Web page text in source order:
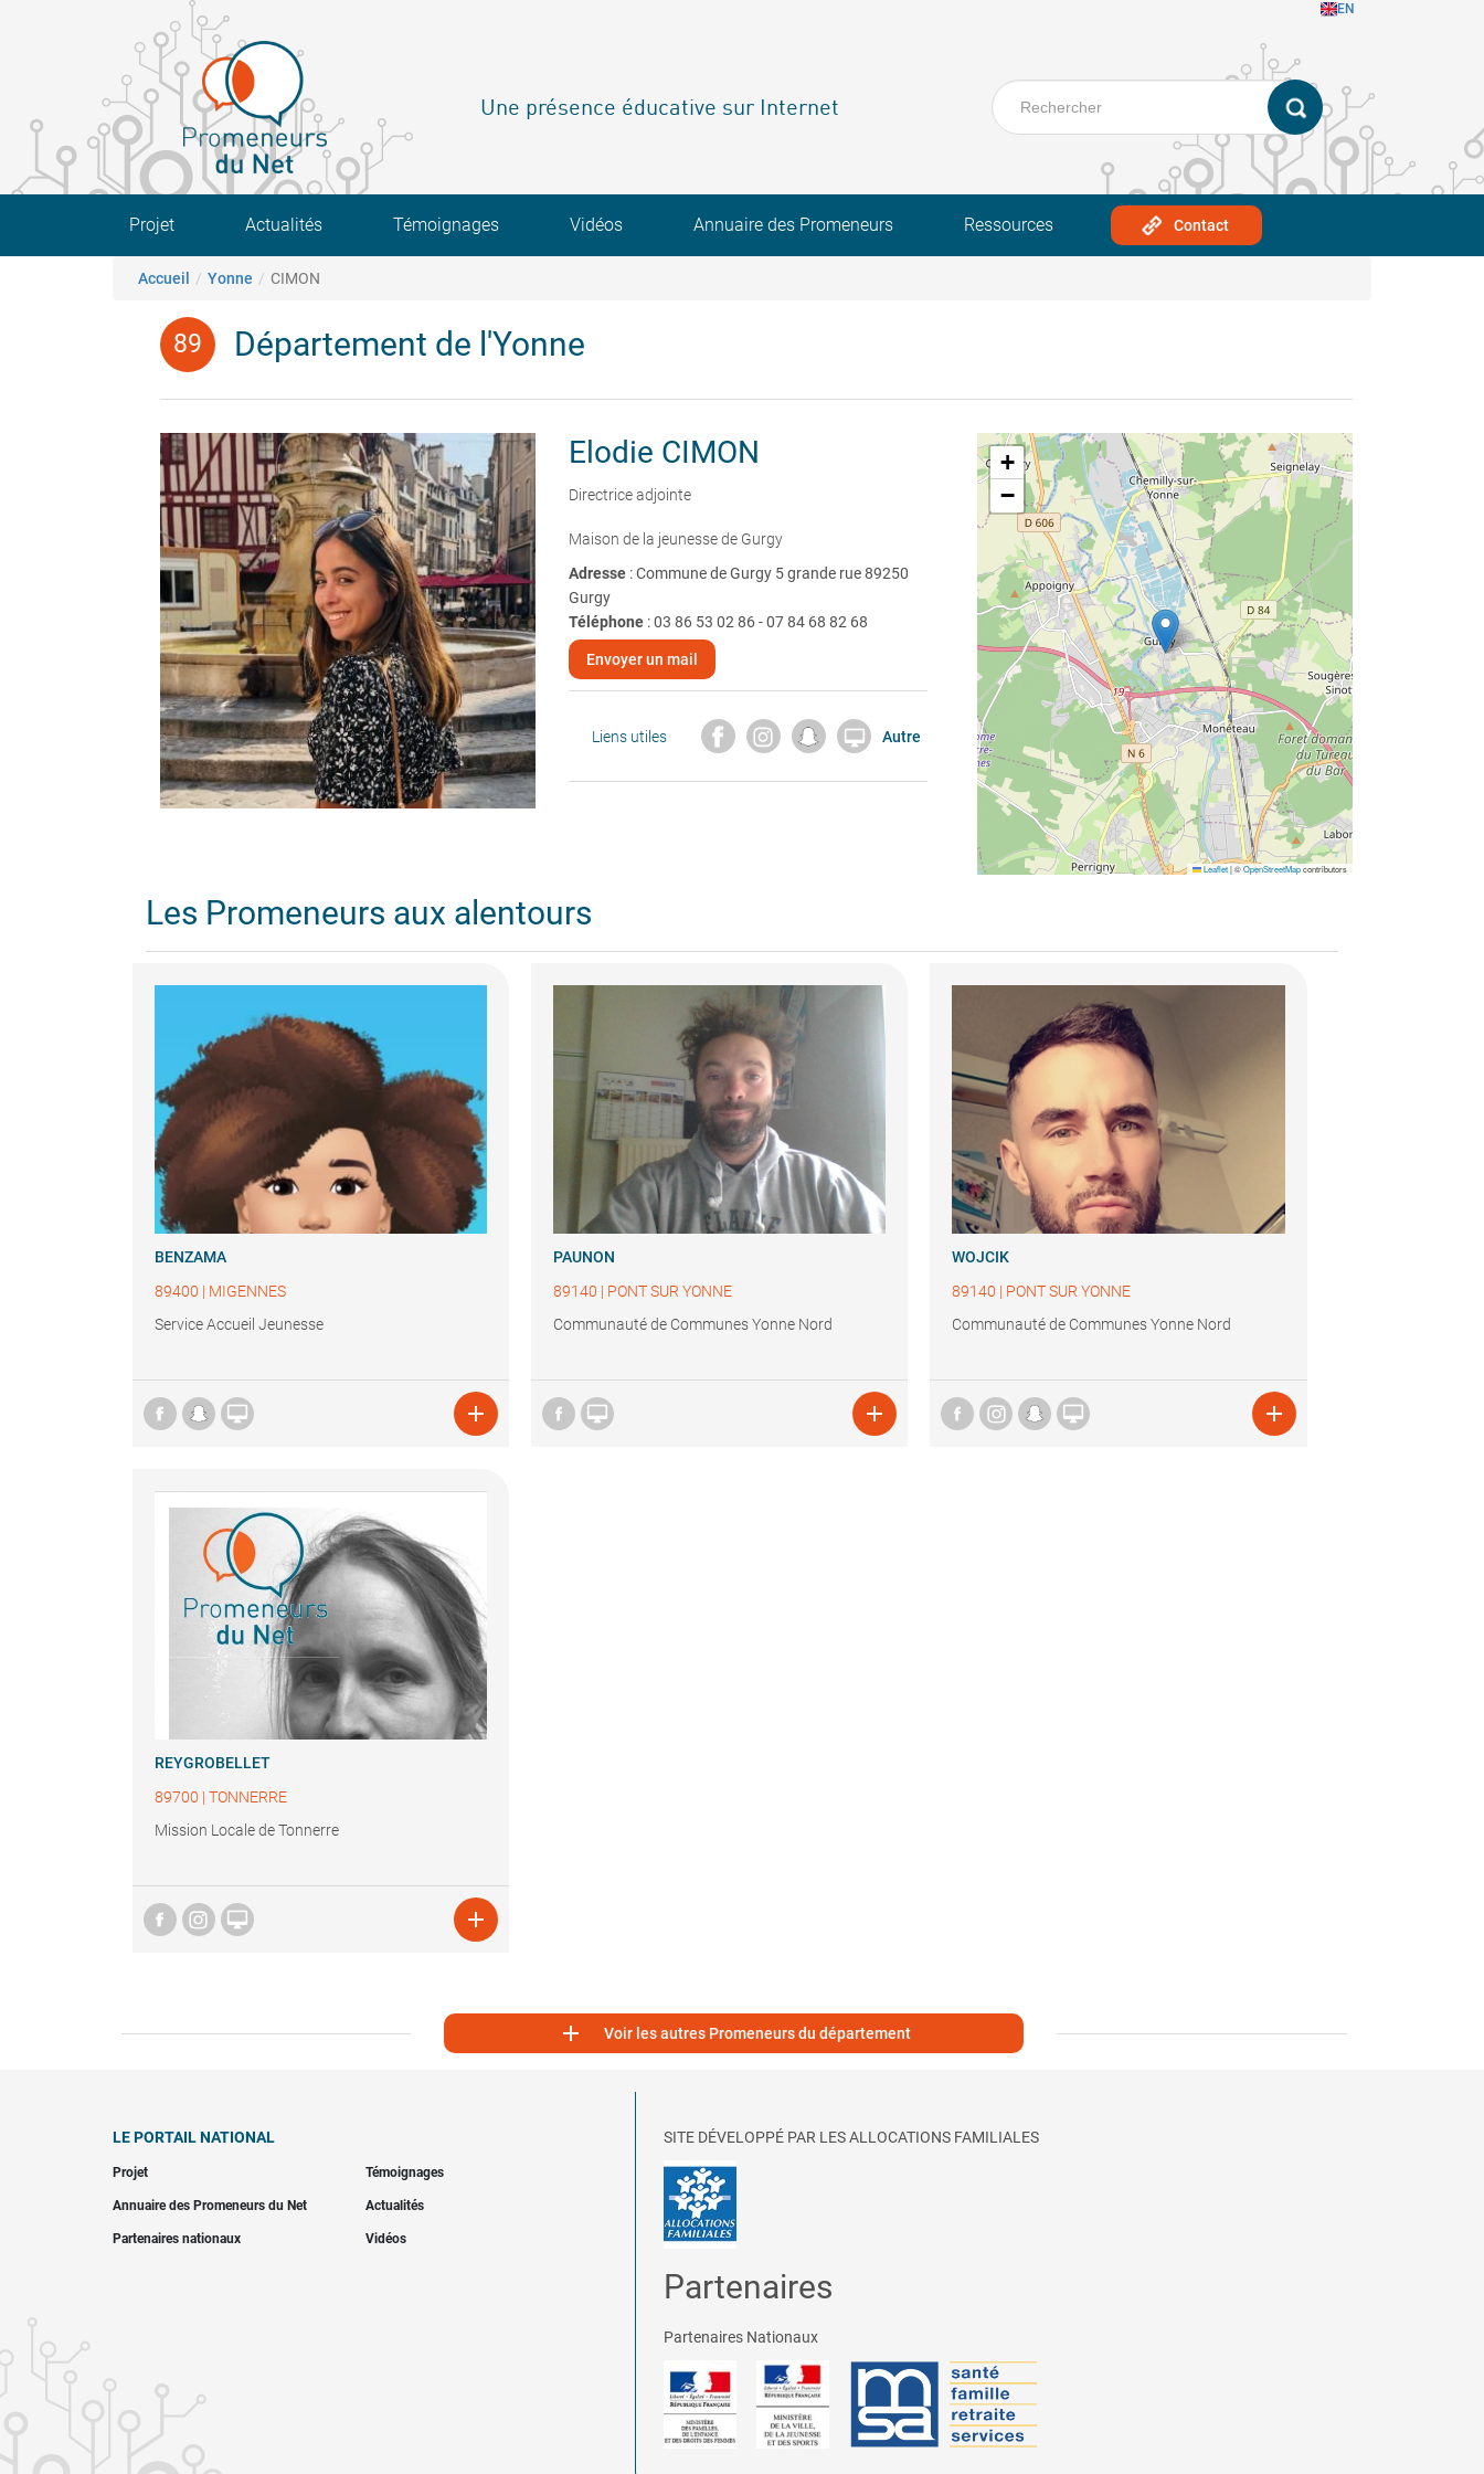
EN
Une présence éducative sur Internet
Main navigation
Projet Actualités Témoignages Vidéos Annuaire des Promeneurs Ressources Contact
Fil d'Ariane
Accueil Yonne CIMON
Département de l'Yonne
Elodie CIMON
Directrice adjointe
Maison de la jeunesse de Gurgy
Adresse : Commune de Gurgy 5 grande rue 89250
Gurgy
Téléphone:03 86 53 02 86 - 07 84 68 82 68
Envoyer un mail
Liens utiles  Autre
+
−
Leaflet |©OpenStreetMapcontributors
Les Promeneurs aux alentours
BENZAMA
89400 | MIGENNES
Service Accueil Jeunesse
 
PAUNON
89140 | PONT SUR YONNE
Communauté de Communes Yonne Nord
 
WOJCIK
89140 | PONT SUR YONNE
Communauté de Communes Yonne Nord
 
REYGROBELLET
89700 | TONNERRE
Mission Locale de Tonnerre
 
 Voir les autres Promeneurs du département
LE PORTAIL NATIONAL
Projet Témoignages
Annuaire des Promeneurs du Net Actualités
Partenaires nationaux Vidéos
SITE DÉVELOPPÉ PAR LES ALLOCATIONS FAMILIALES
Partenaires
Partenaires Nationaux